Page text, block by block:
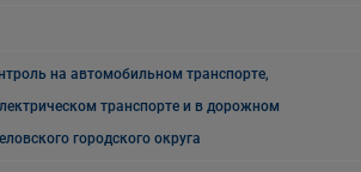
на автомобильном транспорте,
транспорте и в дорожном
городского округа